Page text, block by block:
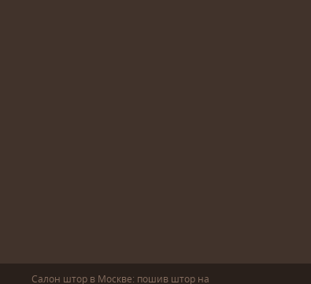
Салон штор в Москве: пошив штор на